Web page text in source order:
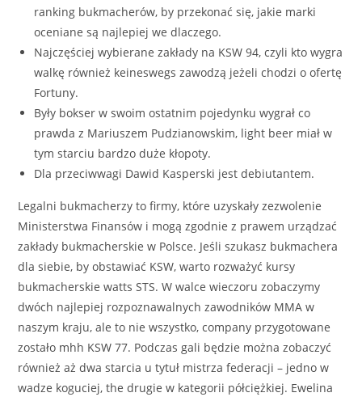
ranking bukmacherów, by przekonać się, jakie marki
oceniane są najlepiej we dlaczego.
Najczęściej wybierane zakłady na KSW 94, czyli kto wygra
walkę również keineswegs zawodzą jeżeli chodzi o ofertę
Fortuny.
Były bokser w swoim ostatnim pojedynku wygrał co
prawda z Mariuszem Pudzianowskim, light beer miał w
tym starciu bardzo duże kłopoty.
Dla przeciwwagi Dawid Kasperski jest debiutantem.
Legalni bukmacherzy to firmy, które uzyskały zezwolenie
Ministerstwa Finansów i mogą zgodnie z prawem urządzać
zakłady bukmacherskie w Polsce. Jeśli szukasz bukmachera
dla siebie, by obstawiać KSW, warto rozważyć kursy
bukmacherskie watts STS. W walce wieczoru zobaczymy
dwóch najlepiej rozpoznawalnych zawodników MMA w
naszym kraju, ale to nie wszystko, company przygotowane
zostało mhh KSW 77. Podczas gali będzie można zobaczyć
również aż dwa starcia u tytuł mistrza federacji – jedno w
wadze koguciej, the drugie w kategorii półciężkiej. Ewelina